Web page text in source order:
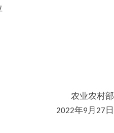
农业农村部
2022年9 月 27 日